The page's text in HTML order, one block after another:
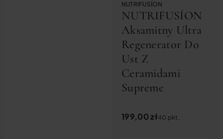
NUTRIFUSÍON
NUTRIFUSÍON
Aksamitny Ultra
Regenerator Do
Ust Z
Ceramidami
Supreme
199,00zł40 pkt.